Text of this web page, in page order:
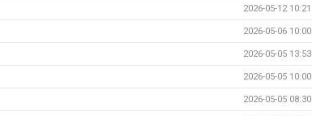
2026-05-12 10:21
2026-05-06 10:00
2026-05-05 13:53
2026-05-05 10:00
2026-05-05 08:30